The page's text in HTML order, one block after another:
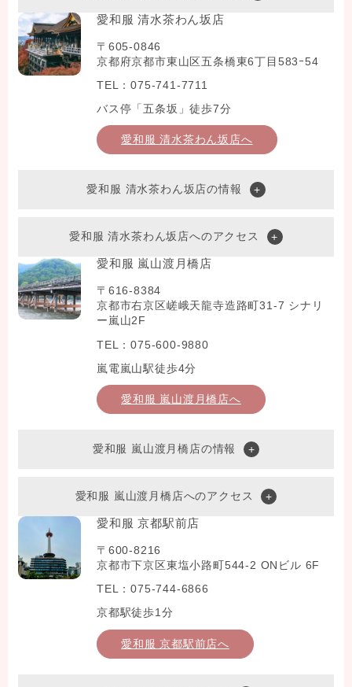
愛和服 清水茶わん坂店
〒605-0846
京都府京都市東山区五条橋東6丁目583ｰ54
TEL：075-741-7711
バス停「五条坂」徒歩7分
愛和服 清水茶わん坂店へ
愛和服 清水茶わん坂店の情報
愛和服 清水茶わん坂店へのアクセス
愛和服 嵐山渡月橋店
〒616-8384
京都市右京区嵯峨天龍寺造路町31-7 シナリ
ー嵐山2F
TEL：075-600-9880
嵐電嵐山駅徒歩4分
愛和服 嵐山渡月橋店へ
愛和服 嵐山渡月橋店の情報
愛和服 嵐山渡月橋店へのアクセス
愛和服 京都駅前店
〒600-8216
京都市下京区東塩小路町544-2 ONビル 6F
TEL：075-744-6866
京都駅徒歩1分
愛和服 京都駅前店へ